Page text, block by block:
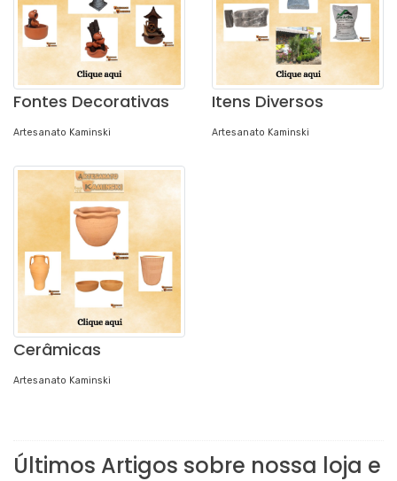
Fontes Decorativas
Artesanato Kaminski
Itens Diversos
Artesanato Kaminski
Cerâmicas
Artesanato Kaminski
Últimos Artigos sobre nossa loja e